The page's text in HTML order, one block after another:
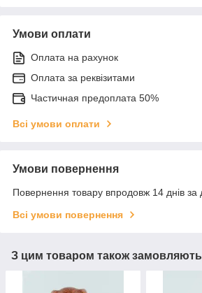
Умови оплати
Оплата на рахунок
Оплата за реквізитами
Частичная предоплата 50%
Всі умови оплати
Умови повернення
Повернення товару впродовж 14 днів за
Всі умови повернення
З цим товаром також замовляють